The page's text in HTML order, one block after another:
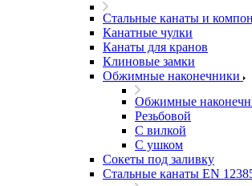
Стальные канаты и
Канатные чулки
Канаты для кранов
Клиновые замки
Обжимные наконечники
Обжимные
Резьбовой
С вилкой
С ушком
Сокеты под заливку
Стальные канаты EN